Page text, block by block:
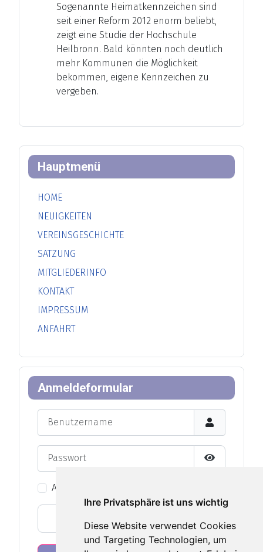
Ihre Privatsphäre ist uns wichtig
Diese Website verwendet Cookies
und Targeting Technologien, um
Hauptmenü
HOME
NEUIGKEITEN
VEREINSGESCHICHTE
SATZUNG
MITGLIEDERINFO
KONTAKT
IMPRESSUM
ANFAHRT
Anmeldeformular
Angemeldet bleiben
Sogenannte Heimatkennzeichen sind
seit einer Reform 2012 enorm beliebt,
zeigt eine Studie der Hochschule
Heilbronn. Bald könnten noch deutlich
mehr Kommunen die Möglichkeit
bekommen, eigene Kennzeichen zu
vergeben.